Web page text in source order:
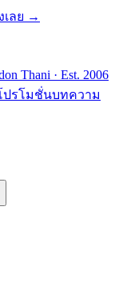
เลย →
Thani · Est. 2006
ปรโมชั่นบทความ